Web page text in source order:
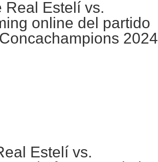
Real Estelí vs.
online del partido
2024
Estelí vs.